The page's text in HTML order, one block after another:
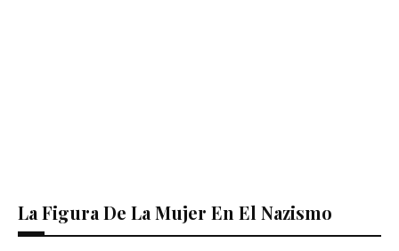
La Figura De La Mujer En El Nazismo